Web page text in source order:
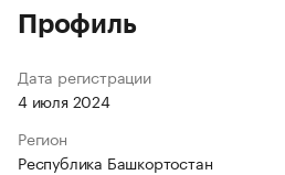
Профиль
Дата регистрации
4 июля 2024
Регион
Республика Башкортостан